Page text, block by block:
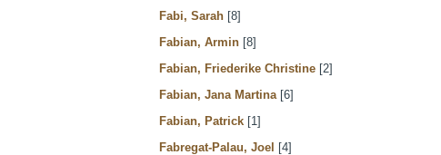
Fabi, Sarah [8]
Fabian, Armin [8]
Fabian, Friederike Christine [2]
Fabian, Jana Martina [6]
Fabian, Patrick [1]
Fabregat-Palau, Joel [4]